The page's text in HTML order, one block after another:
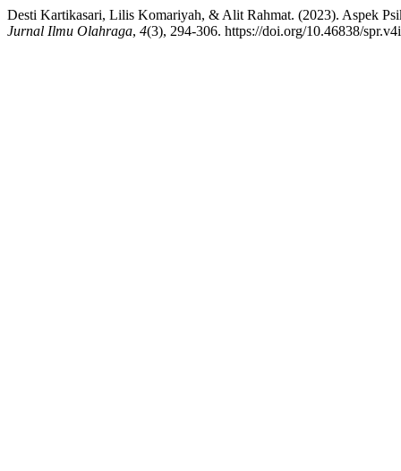
Desti Kartikasari, Lilis Komariyah, & Alit Rahmat. (2023). Aspek
Jurnal Ilmu Olahraga, 4(3), 294-306. https://doi.org/10.46838/